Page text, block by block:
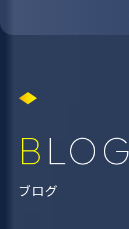
BLOG
ブログ